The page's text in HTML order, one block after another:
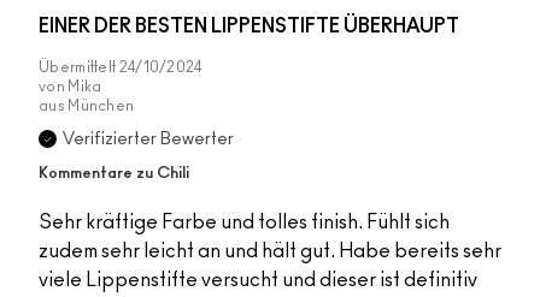
EINER DER BESTEN LIPPENSTIFTE ÜBERHAUPT
Übermittelt 24/10/2024
von Mika
aus München
Verifizierter Bewerter
Kommentare zu Chili
Sehr kräftige Farbe und tolles finish. Fühlt sich
zudem sehr leicht an und hält gut. Habe bereits sehr
viele Lippenstifte versucht und dieser ist definitiv